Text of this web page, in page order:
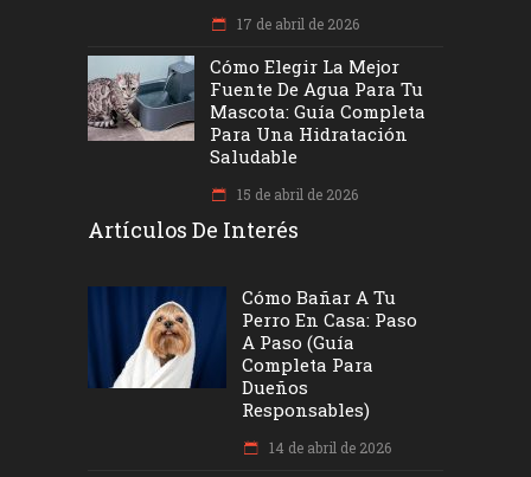
17 de abril de 2026
Cómo Elegir La Mejor
Fuente De Agua Para Tu
Mascota: Guía Completa
Para Una Hidratación
Saludable
15 de abril de 2026
Artículos De Interés
Cómo Bañar A Tu
Perro En Casa: Paso
A Paso (Guía
Completa Para
Dueños
Responsables)
14 de abril de 2026